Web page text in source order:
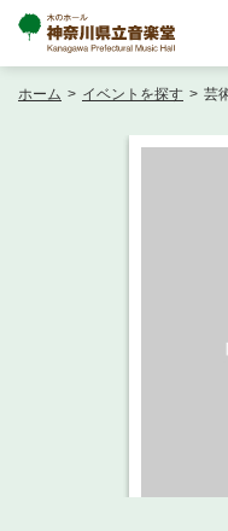
ホーム > イベントを探す > 芸